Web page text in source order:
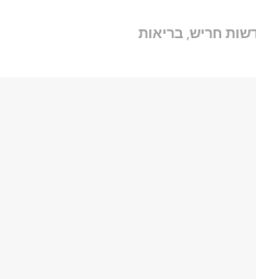
חריש, בריאות